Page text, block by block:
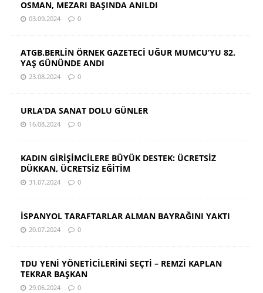
OSMAN, MEZARI BAŞINDA ANILDI
03.09.2024 0
ATGB.BERLİN ÖRNEK GAZETECİ UĞUR MUMCU’YU 82.
YAŞ GÜNÜNDE ANDI
23.08.2024 0
URLA’DA SANAT DOLU GÜNLER
16.08.2024 0
KADIN GİRİŞİMCİLERE BÜYÜK DESTEK: ÜCRETSİZ
DÜKKAN, ÜCRETSİZ EĞİTİM
31.07.2024 0
İSPANYOL TARAFTARLAR ALMAN BAYRAĞINI YAKTI
20.07.2024 0
TDU YENİ YÖNETİCİLERİNİ SEÇTİ – REMZİ KAPLAN
TEKRAR BAŞKAN
29.06.2024 0